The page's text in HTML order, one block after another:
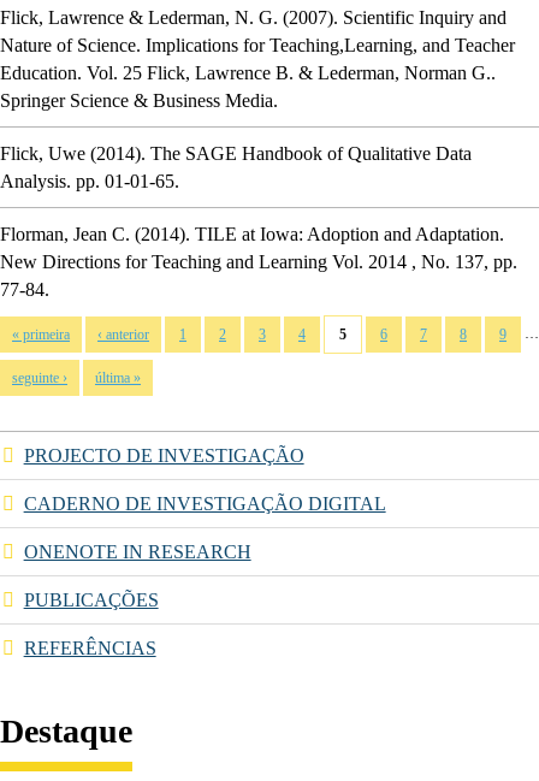
Flick, Lawrence & Lederman, N. G. (2007). Scientific Inquiry and
Nature of Science. Implications for Teaching,Learning, and Teacher
Education. Vol. 25 Flick, Lawrence B. & Lederman, Norman G..
Springer Science & Business Media.
Flick, Uwe (2014). The SAGE Handbook of Qualitative Data
Analysis. pp. 01-01-65.
Florman, Jean C. (2014). TILE at Iowa: Adoption and Adaptation.
New Directions for Teaching and Learning Vol. 2014 , No. 137, pp.
77-84.
Páginas
« primeira ‹ anterior 1 2 3 4 5 6 7 8 9 …
seguinte › última »
PROJECTO DE INVESTIGAÇÃO
CADERNO DE INVESTIGAÇÃO DIGITAL
ONENOTE IN RESEARCH
PUBLICAÇÕES
REFERÊNCIAS
Destaque